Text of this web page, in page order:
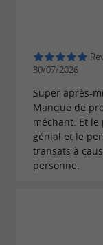
the trees or
available
of pleasureto
your own …
30/07/2026
Super après-
Manque de
méchant. Et
génial et le
transats à
personne.